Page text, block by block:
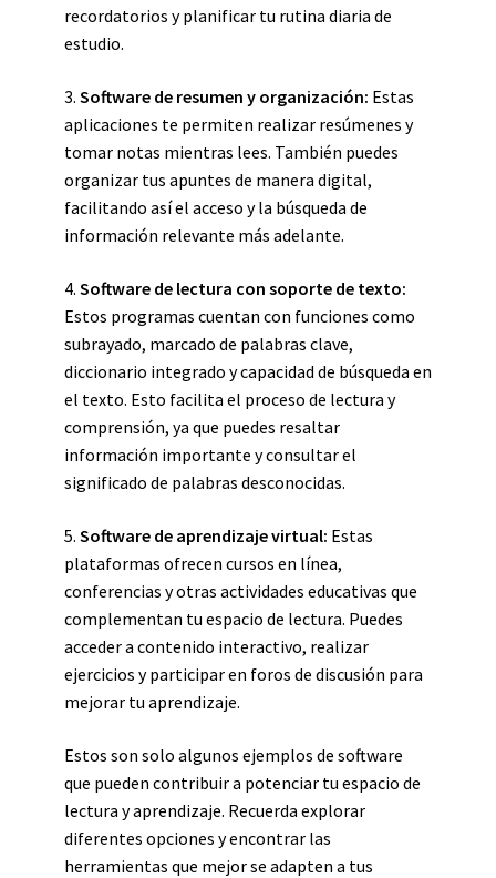
recordatorios y planificar tu rutina diaria de
estudio.
3. Software de resumen y organización: Estas
aplicaciones te permiten realizar resúmenes y
tomar notas mientras lees. También puedes
organizar tus apuntes de manera digital,
facilitando así el acceso y la búsqueda de
información relevante más adelante.
4. Software de lectura con soporte de texto:
Estos programas cuentan con funciones como
subrayado, marcado de palabras clave,
diccionario integrado y capacidad de búsqueda en
el texto. Esto facilita el proceso de lectura y
comprensión, ya que puedes resaltar
información importante y consultar el
significado de palabras desconocidas.
5. Software de aprendizaje virtual: Estas
plataformas ofrecen cursos en línea,
conferencias y otras actividades educativas que
complementan tu espacio de lectura. Puedes
acceder a contenido interactivo, realizar
ejercicios y participar en foros de discusión para
mejorar tu aprendizaje.
Estos son solo algunos ejemplos de software
que pueden contribuir a potenciar tu espacio de
lectura y aprendizaje. Recuerda explorar
diferentes opciones y encontrar las
herramientas que mejor se adapten a tus